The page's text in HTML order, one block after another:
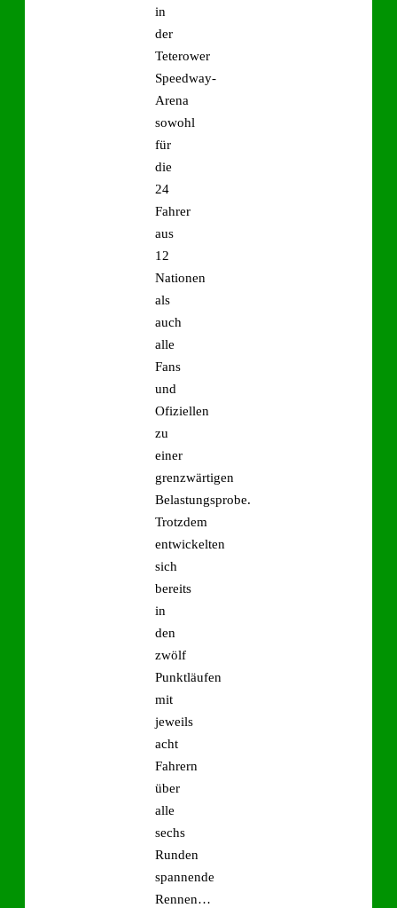
in
der
Teterower
Speedway-
Arena
sowohl
für
die
24
Fahrer
aus
12
Nationen
als
auch
alle
Fans
und
Ofiziellen
zu
einer
grenzwärtigen
Belastungsprobe.
Trotzdem
entwickelten
sich
bereits
in
den
zwölf
Punktläufen
mit
jeweils
acht
Fahrern
über
alle
sechs
Runden
spannende
Rennen…